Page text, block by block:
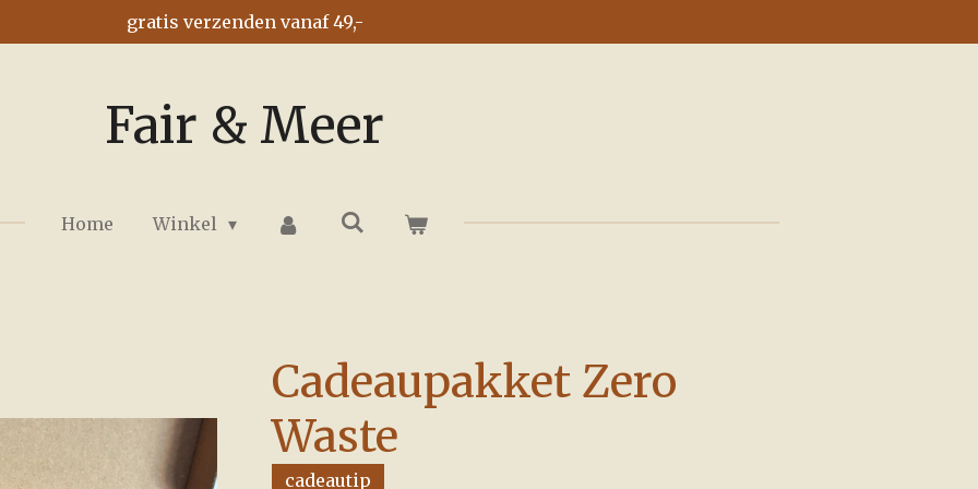
gratis verzenden vanaf 49,-
Fair & Meer
Home Winkel
Cadeaupakket Zero
Waste
cadeautip